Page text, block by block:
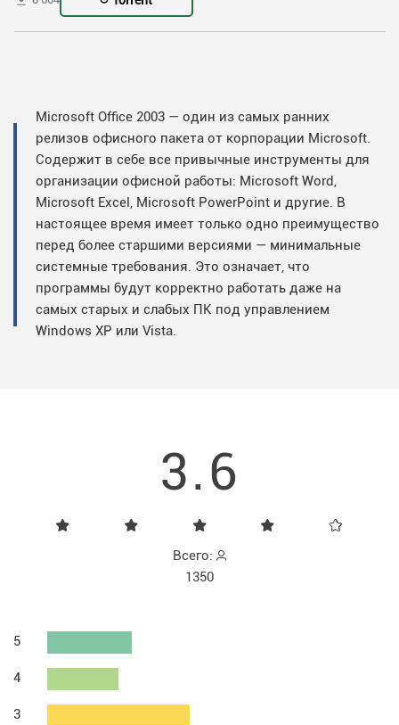
Microsoft Office 2003 — один из самых ранних
релизов офисного пакета от корпорации Microsoft.
Содержит в себе все привычные инструменты для
организации офисной работы: Microsoft Word,
Microsoft Excel, Microsoft PowerPoint и другие. В
настоящее время имеет только одно преимущество
перед более старшими версиями — минимальные
системные требования. Это означает, что
программы будут корректно работать даже на
самых старых и слабых ПК под управлением
Windows XP или Vista.
3.6
Всего:
1350
5
4
3